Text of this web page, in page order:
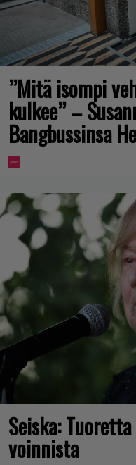
”Mitä isompi
kulkee” –
Bangbussinsa
Seiska:
voinnista